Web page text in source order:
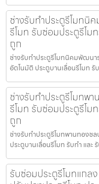
ช่างรับทำประตูรีโมทนิ
รีโมท รับซ่อมประตูรีโม
ถูก
ช่างรับทำประตูรีโมทนิคมพัฒนา
อัตโนมัติ ประตูบานเลื่อนรีโมท รั
ช่างรับทำประตูรีโมทพ
รีโมท รับซ่อมประตูรีโม
ถูก
ช่างรับทำประตูรีโมทพานทองช
ประตูบานเลื่อนรีโมท รับทำ และ
รับซ่อมประตูรีโมทแกล